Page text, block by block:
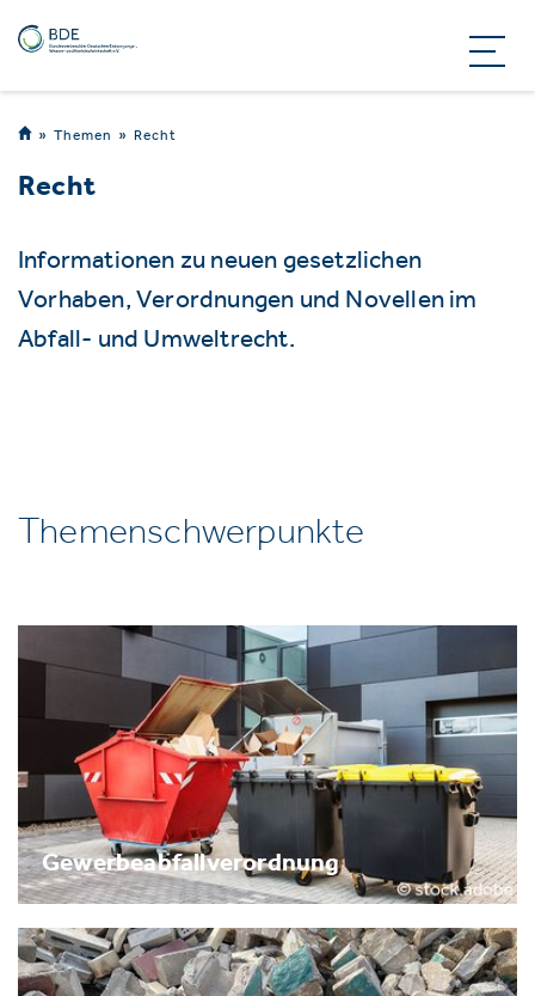
Themen Recht
Recht
Informationen zu neuen gesetzlichen
Vorhaben, Verordnungen und Novellen im
Abfall- und Umweltrecht.
Themenschwerpunkte
Gewerbeabfallverordnung